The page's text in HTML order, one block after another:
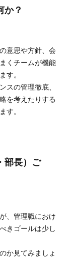
か？
意思や方針、会
くチームが機能
す。
スの管理徹底、
を考えたりする
す。
部長）ご
、管理職におけ
きゴールは少し
か見てみましょ